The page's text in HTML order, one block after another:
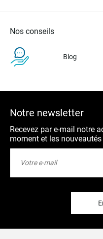
Nos conseils
Blog
Notre newsletter
Recevez par e-mail notre
moment et les